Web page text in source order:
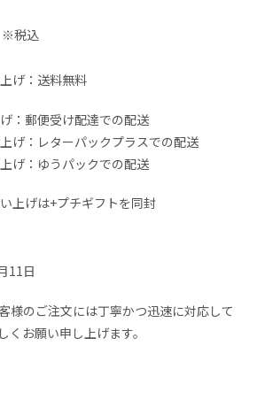
※税込
げ：送料無料
：郵便受け配達での配送
げ：レターパックプラスでの配送
げ：ゆうパックでの配送
上げは+プチギフトを同封
11日
様のご注文には丁寧かつ迅速に対応して
くお願い申し上げます。